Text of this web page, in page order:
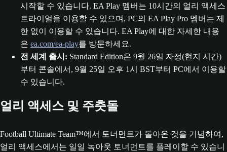
시작할 수 있습니다. EA Play 멤버는 10시간의 얼리 액세스
트라이얼을 이용할 수 있으며, PC의 EA Play Pro 멤버는 제
한 없이 이용할 수 있습니다. EA Play에 대한 자세한 내용
은 ea.com/ea-play를 방문하세요.
전 세계 출시: Standard Edition은 9월 26일 자정(현지 시간)
부터 콘솔에서, 9월 25일 오후 1시 BST부터 PC에서 이용할
수 있습니다.
얼리 액세스 및 주춧돌
Football Ultimate Team™에서 토너먼트가 돌아온 것을 기념하여,
얼리 액세스에서는 일일 녹아웃 토너먼트를 플레이할 수 있습니